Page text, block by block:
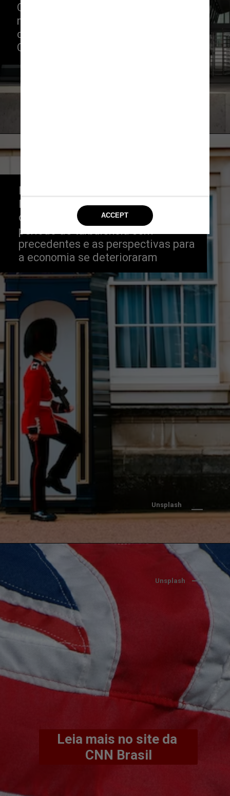
O aumento coincide com os
movimentos feitos pelo Fed (banco
central dos EUA) e pelo Banco
Central Europeu
Desde a última reunião do Banco da
Inglaterra, os mercados financeiros
do Reino Unido passaram por um
período de turbulência sem
precedentes e as perspectivas para
a economia se deterioraram
Unsplash
Leia mais no site da
CNN Brasil
Unsplash